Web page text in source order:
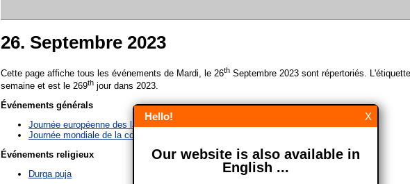
26. Septembre 2023
Cette page affiche tous les événements de Mardi, le 26th Septembre 2023 sont répertoriés.
semaine et est le 269th jour dans 2023.
Événements générals
Journée européenne des langues
Journée mondiale de la contraception
Événements religieux
Durga puja
X
Hello!
Our website is also available in
English ...